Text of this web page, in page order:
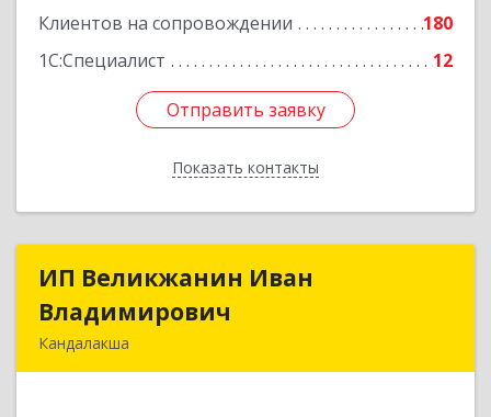
Клиентов на сопровождении
180
1С:Специалист
12
Отправить заявку
Показать контакты
Отправить заявку
Назад
ИП Великжанин Иван
Владимирович
Кандалакша
ИП Великжанин Иван